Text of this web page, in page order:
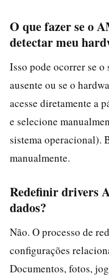
O que fazer se o
detectar meu
Isso pode ocorrer se
ausente ou se o
acesse diretamente a
e selecione
sistema operacional).
manualmente.
Redefinir drivers
dados?
Não. O processo de
configurações
Documentos, fotos,